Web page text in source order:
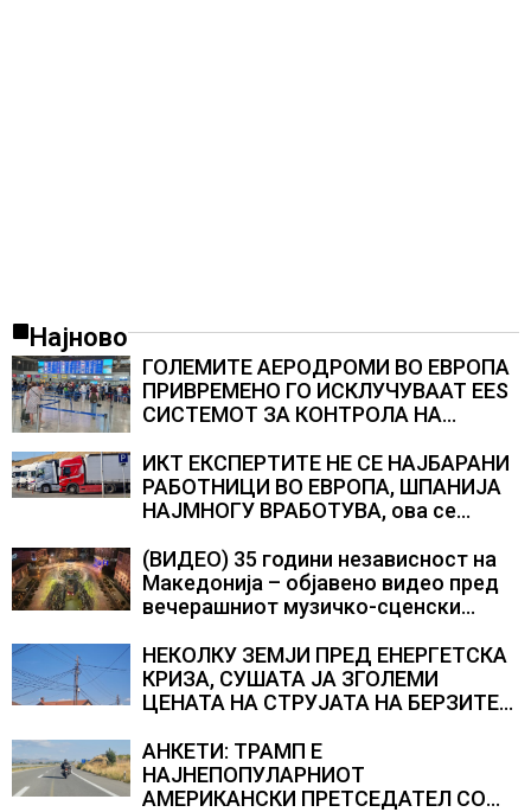
Најново
ГОЛЕМИТЕ АЕРОДРОМИ ВО ЕВРОПА
ПРИВРЕМЕНО ГО ИСКЛУЧУВААТ ЕЕS
СИСТЕМОТ ЗА КОНТРОЛА НА
забавуваат протокот на патници на
аеродромите и предизвикува долги
редици
ИКТ ЕКСПЕРТИТЕ НЕ СЕ НАЈБАРАНИ
РАБОТНИЦИ ВО ЕВРОПА, ШПАНИЈА
НАЈМНОГУ ВРАБОТУВА, oва се
година
(ВИДЕО) 35 години независност на
Македонија – објавено видео пред
вечерашниот музичко-сценски
НЕКОЛКУ ЗЕМЈИ ПРЕД ЕНЕРГЕТСКА
КРИЗА, СУШАТА ЈА ЗГОЛЕМИ
ЦЕНАТА НА СТРУЈАТА НА БЕРЗИТЕ
АНКЕТИ: ТРАМП Е
НАЈНЕПОПУЛАРНИОТ
АМЕРИКАНСКИ ПРЕТСЕДАТЕЛ СО